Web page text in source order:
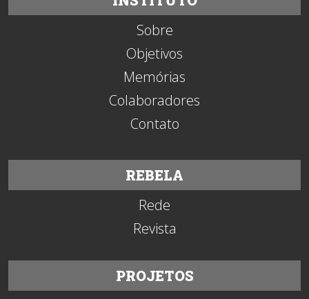
Sobre
Objetivos
Memórias
Colaboradores
Contato
REBELA
Rede
Revista
PROJETOS